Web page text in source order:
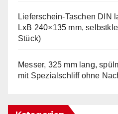
Lieferschein-Taschen DIN
LxB 240×135 mm,
Stück)
Messer, 325 mm lang,
mit Spezialschliff ohne